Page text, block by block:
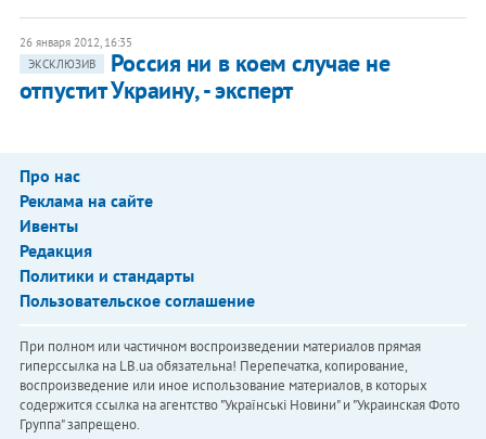
26 января 2012, 16:35
ЭКСКЛЮЗИВ
Россия ни в коем случае не
отпустит Украину, - эксперт
Про нас
Реклама на сайте
Ивенты
Редакция
Политики и стандарты
Пользовательское соглашение
При полном или частичном воспроизведении материалов прямая
гиперссылка на LB.ua обязательна! Перепечатка, копирование,
воспроизведение или иное использование материалов, в которых
содержится ссылка на агентство "Українськi Новини" и "Украинская Фото
Группа" запрещено.